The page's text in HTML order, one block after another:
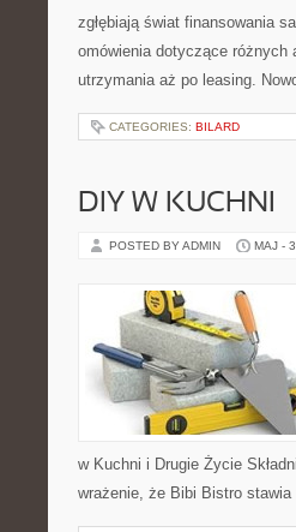
zgłębiają świat finansowania
omówienia dotyczące różnych
utrzymania aż po leasing.
CATEGORIES: BILARD
DIY W KUCHNI
POSTED BY ADMIN MAJ -
w Kuchni i Drugie Życie
wrażenie, że Bibi Bistro